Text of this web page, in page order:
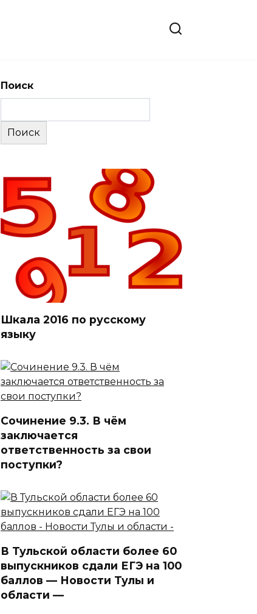
Поиск
Поиск
Шкала 2016 по русскому
языку
Сочинение 9.3. В чём
заключается
ответственность за свои
поступки?
В Тульской области более 60
выпускников сдали ЕГЭ на 100
баллов — Новости Тулы и
области —